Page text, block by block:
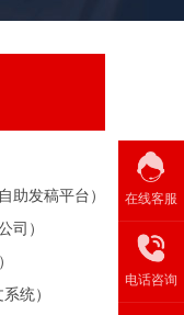
助发稿平台）
司）
统）
在线客服
电话咨询